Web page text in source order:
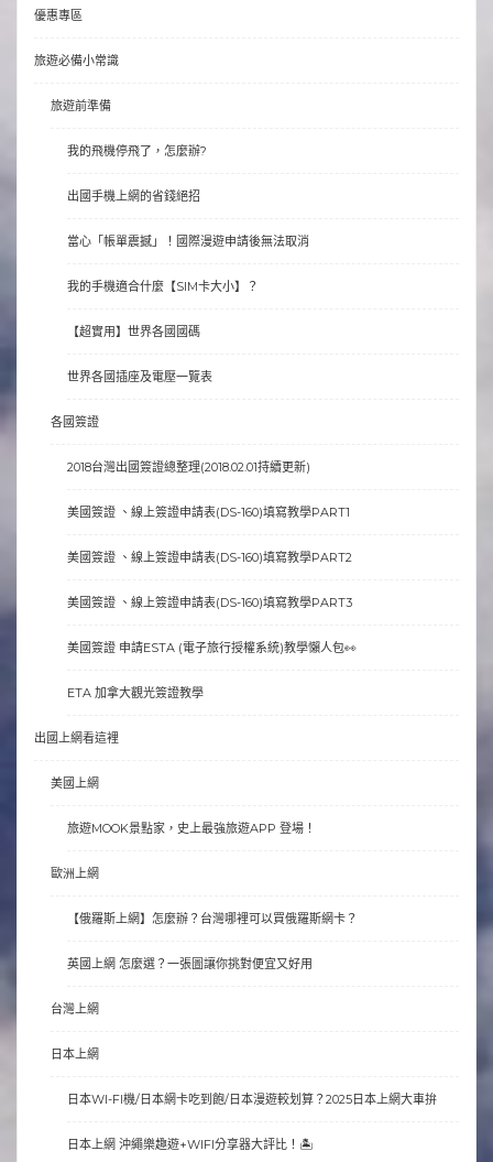
優惠專區
旅遊必備小常識
旅遊前準備
我的飛機停飛了，怎麼辦?
出國手機上網的省錢絕招
當心「帳單震撼」！國際漫遊申請後無法取消
我的手機適合什麼【SIM卡大小】？
【超實用】世界各國國碼
世界各國插座及電壓一覽表
各國簽證
2018台灣出國簽證總整理(2018.02.01持續更新)
美國簽證 、線上簽證申請表(DS-160)填寫教學PART1
美國簽證 、線上簽證申請表(DS-160)填寫教學PART2
美國簽證 、線上簽證申請表(DS-160)填寫教學PART3
美國簽證 申請ESTA (電子旅行授權系統)教學懶人包👀
ETA 加拿大觀光簽證教學
出國上網看這裡
美國上網
旅遊MOOK景點家，史上最強旅遊APP 登場！
歐洲上網
【俄羅斯上網】怎麼辦？台灣哪裡可以買俄羅斯網卡？
英國上網 怎麼選？一張圖讓你挑對便宜又好用
台灣上網
日本上網
日本WI-FI機/日本網卡吃到飽/日本漫遊較划算？2025日本上網大車拚
日本上網 沖繩樂趣遊+WIFI分享器大評比！🏝